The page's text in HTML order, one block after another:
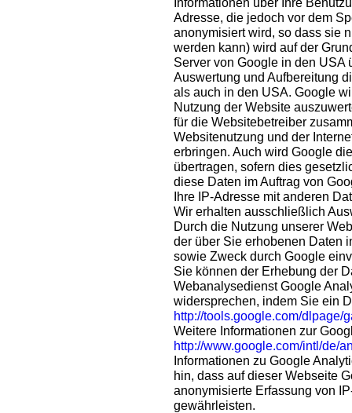
Adresse, die jedoch vor dem
anonymisiert wird, so dass sie
werden kann) wird auf der
Server von Google in den USA
Auswertung und Aufbereitung
als auch in den USA. Google
Nutzung der Website
für die Websitebetreiber
Websitenutzung und der
erbringen. Auch wird Google
übertragen, sofern dies
diese Daten im Auftrag von
Ihre IP-Adresse mit anderen
Wir erhalten ausschließlich
Durch die Nutzung unserer
der über Sie erhobenen Daten
sowie Zweck durch Google
Sie können der Erhebung der
Webanalysedienst Google
widersprechen, indem Sie ein
http://tools.google.com/dlpage/
Weitere Informationen zur
http://www.google.com/intl/de/
Informationen zu Google
hin, dass auf dieser Webseite
anonymisierte Erfassung von
gewährleisten.